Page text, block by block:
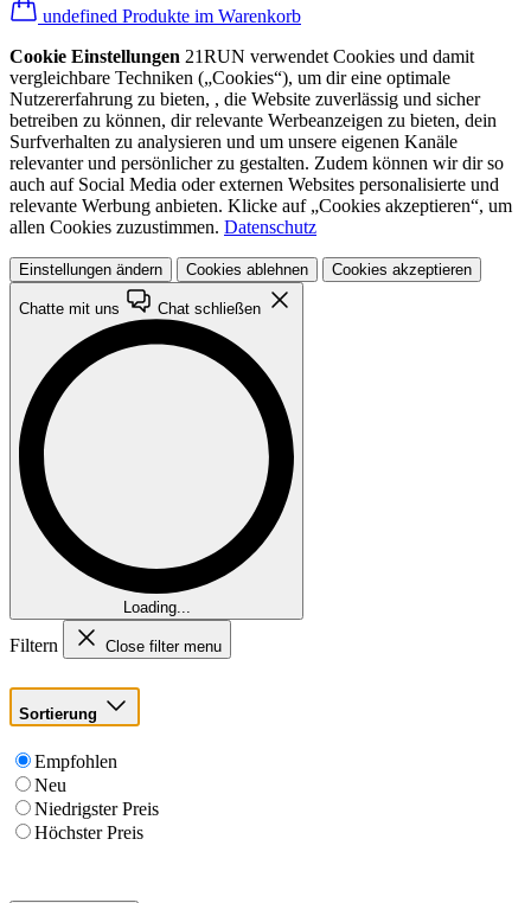
undefined Produkte im Warenkorb
Cookie Einstellungen 21RUN verwendet Cookies und damit
vergleichbare Techniken („Cookies“), um dir eine optimale
Nutzererfahrung zu bieten, , die Website zuverlässig und sicher
betreiben zu können, dir relevante Werbeanzeigen zu bieten, dein
Surfverhalten zu analysieren und um unsere eigenen Kanäle
relevanter und persönlicher zu gestalten. Zudem können wir dir so
auch auf Social Media oder externen Websites personalisierte und
relevante Werbung anbieten. Klicke auf „Cookies akzeptieren“, um
allen Cookies zuzustimmen. Datenschutz
Einstellungen ändern Cookies ablehnen Cookies akzeptieren
Chatte mit uns Chat schließen
Loading...
Filtern Close filter menu
Sortierung
Empfohlen
Neu
Niedrigster Preis
Höchster Preis